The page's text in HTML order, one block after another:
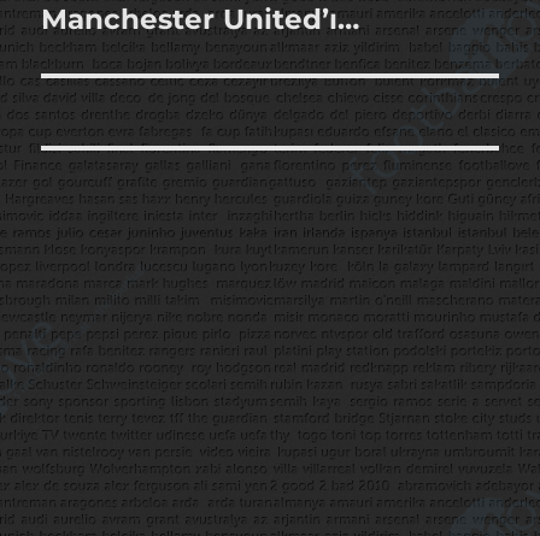
yazı:
Manchester United’ı…